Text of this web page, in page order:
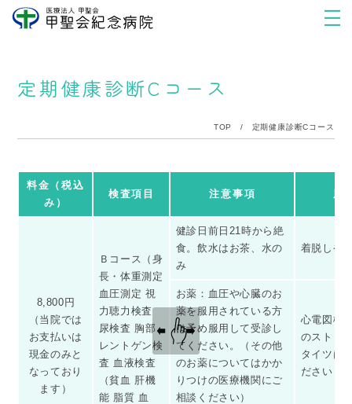
定期健康診断Cコース
TOP / 定期健康診断Cコース
料金（税込
み）
検査項目 注意事項 服
8,800円
（当院では
お支払いは
現金のみと
なっており
ます）
Ｂコース（身
長・体重測定
血圧測定 視
力聴力検査
尿検査 胸部
レントゲン検
査 血液検査
（貧血 肝機
能 脂質 血
健診日前日21時から絶
食。飲水はお茶、水の
み
着脱しや
お薬：血圧や心臓のお
薬を服用されている方
は予め服用して受診し
てください。（その他
のお薬についてはかか
りつけの医療機関にご
相談ください）
心電図検
のストッ
タイツは
ださい